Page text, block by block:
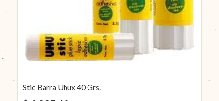
Stic Barra Uhux 40 Grs.